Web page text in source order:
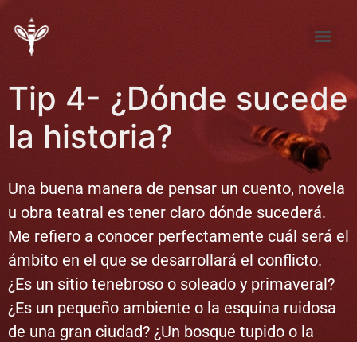
Tip 4- ¿Dónde sucede
la historia?
Una buena manera de pensar un cuento, novela
u obra teatral es tener claro dónde sucederá.
Me refiero a conocer perfectamente cuál será el
ámbito en el que se desarrollará el conflicto.
¿Es un sitio tenebroso o soleado y primaveral?
¿Es un pequeño ambiente o la esquina ruidosa
de una gran ciudad? ¿Un bosque tupido o la